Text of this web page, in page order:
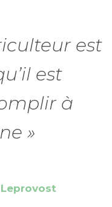
est
est
à
»